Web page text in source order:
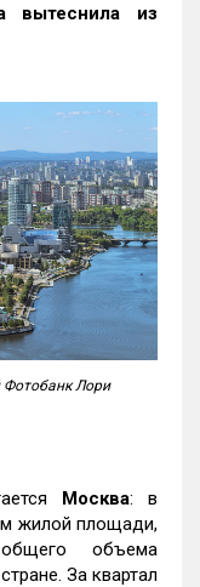
вытеснила из
Фотобанк Лори
Москва: в
м жилой площади,
объема
За квартал